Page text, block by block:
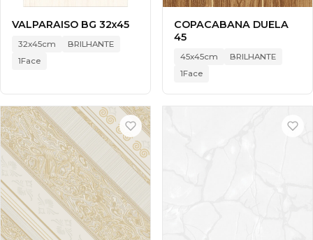
VALPARAISO BG 32x45
32x45cm
BRILHANTE
1Face
COPACABANA DUELA
45
45x45cm
BRILHANTE
1Face